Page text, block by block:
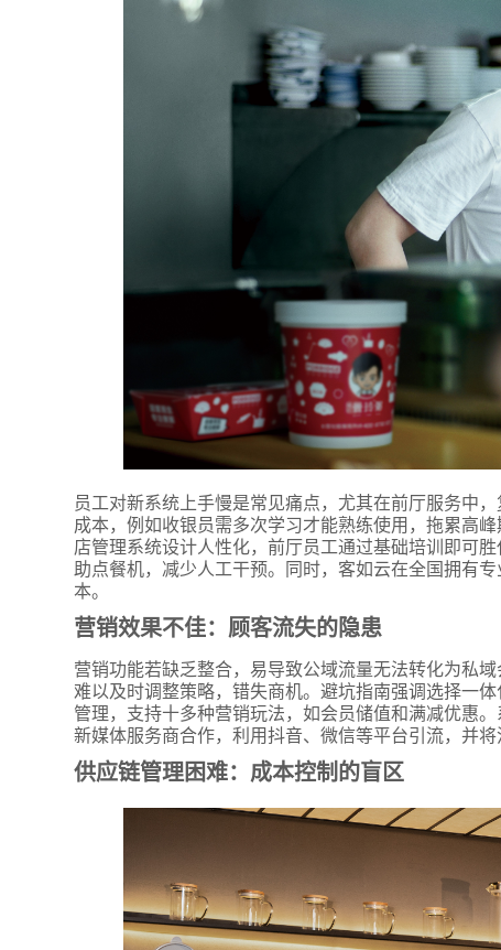
员工对新系统上手慢是常见痛点，尤其在前厅服务中
成本，例如收银员需多次学习才能熟练使用，拖累高
店管理系统设计人性化，前厅员工通过基础培训即可
助点餐机，减少人工干预。同时，客如云在全国拥有
本。
营销效果不佳：顾客流失的隐患
营销功能若缺乏整合，易导致公域流量无法转化为私
难以及时调整策略，错失商机。避坑指南强调选择一
管理，支持十多种营销玩法，如会员储值和满减优惠
新媒体服务商合作，利用抖音、微信等平台引流，并
供应链管理困难：成本控制的盲区